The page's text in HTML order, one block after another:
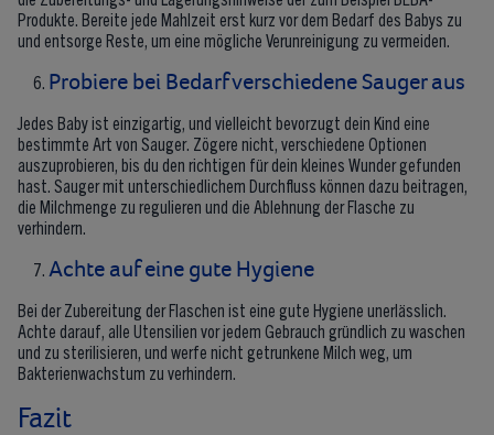
Produkte. Bereite jede Mahlzeit erst kurz vor dem Bedarf des Babys zu
und entsorge Reste, um eine mögliche Verunreinigung zu vermeiden.
Probiere bei Bedarf verschiedene Sauger aus
Jedes Baby ist einzigartig, und vielleicht bevorzugt dein Kind eine
bestimmte Art von Sauger. Zögere nicht, verschiedene Optionen
auszuprobieren, bis du den richtigen für dein kleines Wunder gefunden
hast. Sauger mit unterschiedlichem Durchfluss können dazu beitragen,
die Milchmenge zu regulieren und die Ablehnung der Flasche zu
verhindern.
Achte auf eine gute Hygiene
Bei der Zubereitung der Flaschen ist eine gute Hygiene unerlässlich.
Achte darauf, alle Utensilien vor jedem Gebrauch gründlich zu waschen
und zu sterilisieren, und werfe nicht getrunkene Milch weg, um
Bakterienwachstum zu verhindern.
Fazit